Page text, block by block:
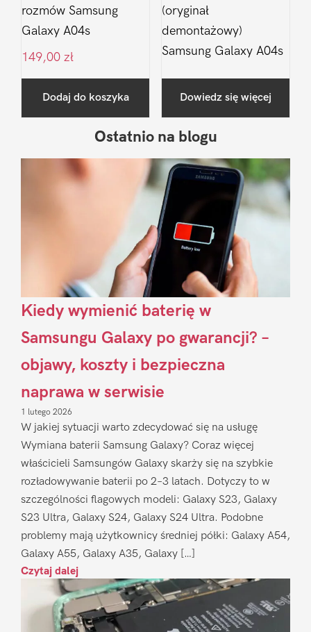
rozmów Samsung
Galaxy A04s
149,00 zł
Dodaj do koszyka
(oryginał
demontażowy)
Samsung Galaxy A04s
Dowiedz się więcej
Sidebar
Ostatnio na blogu
Kiedy wymienić baterię w
Samsungu Galaxy po gwarancji? –
objawy, koszty i bezpieczna
naprawa w serwisie
1 lutego 2026
W jakiej sytuacji warto zdecydować się na usługę
Wymiana baterii Samsung Galaxy? Coraz więcej
właścicieli Samsungów Galaxy skarży się na szybkie
rozładowywanie baterii po 2–3 latach. Dotyczy to w
szczególności flagowych modeli: Galaxy S23, Galaxy
S23 Ultra, Galaxy S24, Galaxy S24 Ultra. Podobne
problemy mają użytkownicy średniej półki: Galaxy A54,
Galaxy A55, Galaxy A35, Galaxy […]
Czytaj dalej